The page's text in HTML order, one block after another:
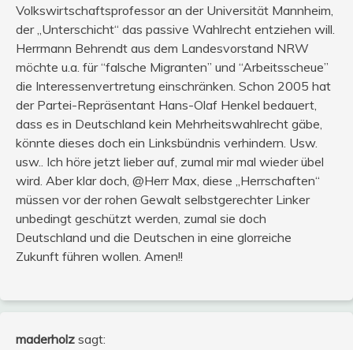
Volkswirtschaftsprofessor an der Universität Mannheim,
der „Unterschicht“ das passive Wahlrecht entziehen will.
Herrmann Behrendt aus dem Landesvorstand NRW
möchte u.a. für “falsche Migranten” und “Arbeitsscheue”
die Interessenvertretung einschränken. Schon 2005 hat
der Partei-Repräsentant Hans-Olaf Henkel bedauert,
dass es in Deutschland kein Mehrheitswahlrecht gäbe,
könnte dieses doch ein Linksbündnis verhindern. Usw.
usw.. Ich höre jetzt lieber auf, zumal mir mal wieder übel
wird. Aber klar doch, @Herr Max, diese „Herrschaften“
müssen vor der rohen Gewalt selbstgerechter Linker
unbedingt geschützt werden, zumal sie doch
Deutschland und die Deutschen in eine glorreiche
Zukunft führen wollen. Amen!!
maderholz sagt: